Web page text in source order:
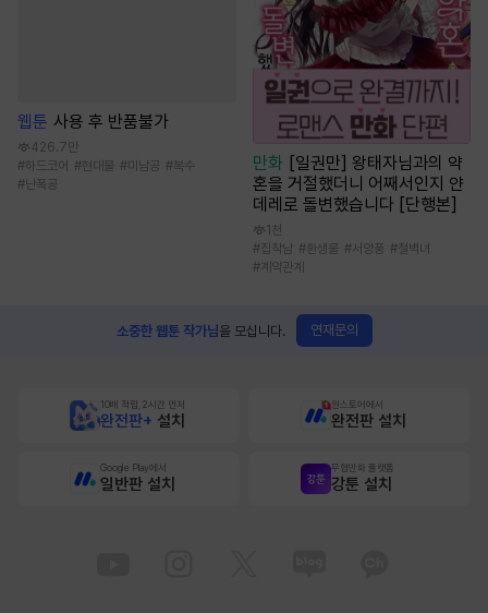
웹툰 사용 후 반품불가
426.7만
#하드코어 #현대물 #미남공 #복수
#난폭공
만화 [일권만] 왕태자님과의 약
혼을 거절했더니 어째서인지 얀
데레로 돌변했습니다 [단행본]
1천
#집착남 #환생물 #서양풍 #철벽녀
#계약관계
소중한 웹툰 작가님을 모십니다. 연재문의
10배 적립, 2시간 먼저
완전판+ 설치
원스토어에서
완전판 설치
Google Play에서
일반판 설치
무협만화 플랫폼
강툰 설치